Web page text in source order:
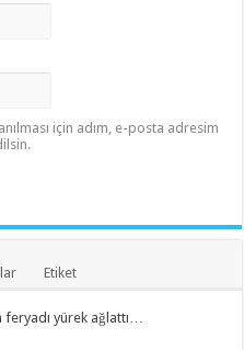
için adım, e-posta adresim
Etiket
yürek ağlattı…